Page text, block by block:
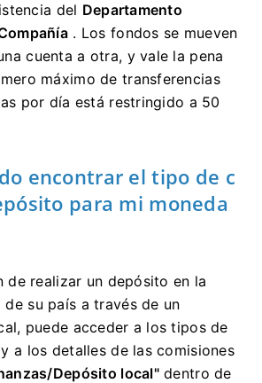
del Departamento
. Los fondos se mueven
cuenta a otra, y vale la pena
máximo de transferencias
por día está restringido a 50
encontrar el tipo de c
para mi moneda
de realizar un depósito en la
de su país a través de un
puede acceder a los tipos de
a los detalles de las comisiones
Depósito local"dentro de